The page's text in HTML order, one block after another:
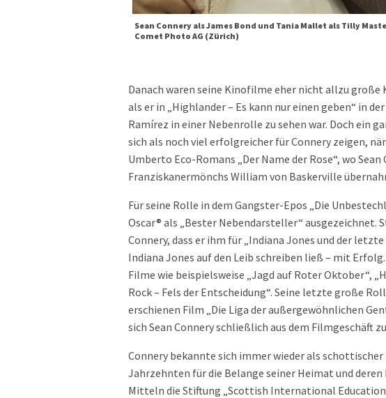
Sean Connery als James Bond und Tania Mallet als Tilly
Comet Photo AG (Zürich)
Danach waren seine Kinofilme eher nicht allzu große
als er in „Highlander – Es kann nur einen geben“ in
Ramírez in einer Nebenrolle zu sehen war. Doch ein
sich als noch viel erfolgreicher für Connery zeigen,
Umberto Eco-Romans „Der Name der Rose“, wo Sean
Franziskanermönchs William von Baskerville
Für seine Rolle in dem Gangster-Epos „Die
Oscar® als „Bester Nebendarsteller“ ausgezeichnet.
Connery, dass er ihm für „Indiana Jones und der
Indiana Jones auf den Leib schreiben ließ – mit
Filme wie beispielsweise „Jagd auf Roter Oktober“,
Rock – Fels der Entscheidung“. Seine letzte große
erschienen Film „Die Liga der außergewöhnlichen
sich Sean Connery schließlich aus dem Filmgeschäft
Connery bekannte sich immer wieder als
Jahrzehnten für die Belange seiner Heimat und
Mitteln die Stiftung „Scottish International